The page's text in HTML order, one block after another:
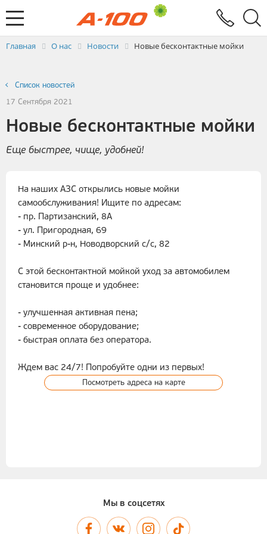
Услуги
Электронный документооборот
Заявка на выставление ЭСЧФ
Главная О нас Новости Новые бесконтактные мойки
Список новостей
17 Сентября 2021
Новые бесконтактные мойки
Еще быстрее, чище, удобней!
На наших АЗС открылись новые мойки
самообслуживания! Ищите по адресам:
- пр. Партизанский, 8А
- ул. Пригородная, 69
- Минский р-н, Новодворский с/с, 82
С этой бесконтактной мойкой уход за автомобилем
становится проще и удобнее:
- улучшенная активная пена;
- современное оборудование;
- быстрая оплата без оператора.
Ждем вас 24/7! Попробуйте одни из первых!
Посмотреть адреса на карте
Мы в соцсетях